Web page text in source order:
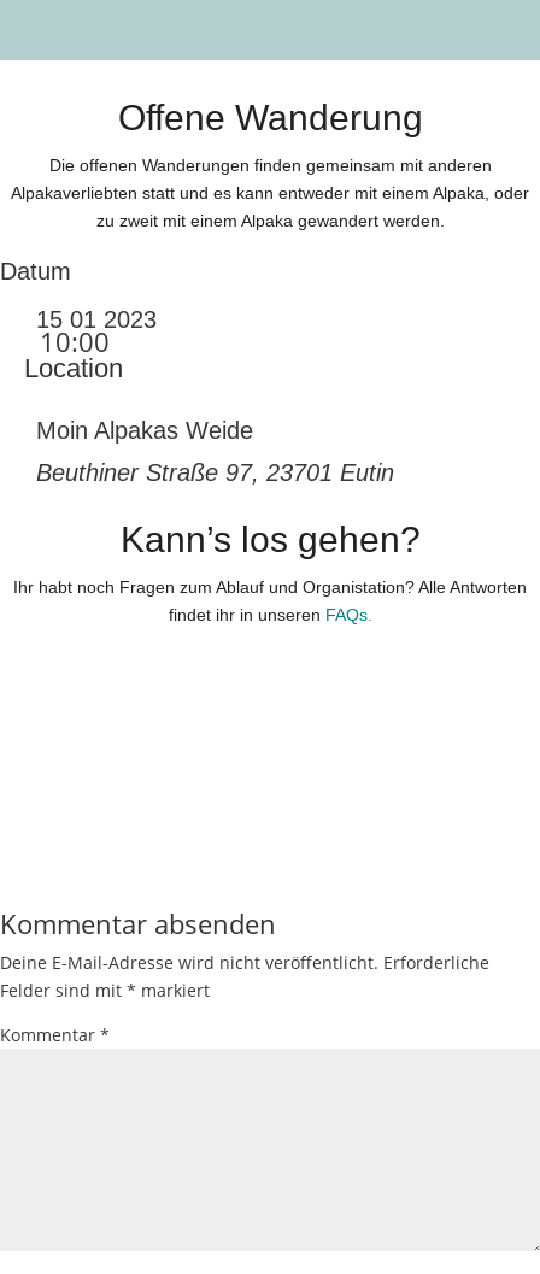
Offene Wanderung
Die offenen Wanderungen finden gemeinsam mit anderen
Alpakaverliebten statt und es kann entweder mit einem Alpaka, oder
zu zweit mit einem Alpaka gewandert werden.
Datum
15 01 2023
10:00
Location
Moin Alpakas Weide
Beuthiner Straße 97, 23701 Eutin
Kann’s los gehen?
Ihr habt noch Fragen zum Ablauf und Organistation? Alle Antworten
findet ihr in unseren FAQs.
Kommentar absenden
Deine E-Mail-Adresse wird nicht veröffentlicht. Erforderliche
Felder sind mit * markiert
Kommentar *